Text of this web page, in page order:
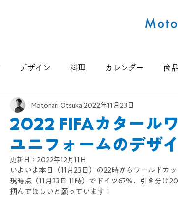
デザイン 料理 カレンダー 商
2022 FIFAカタール
ユニフォームのデザ
Motonari Otsuka 2022年11月23日
更新日： 2022年12月11日
いよいよ本日（11月23日）の22時からワールドカ
現時点（11月23日 11時）でドイツ67%、引き分け
掴んでほしいと願っています！